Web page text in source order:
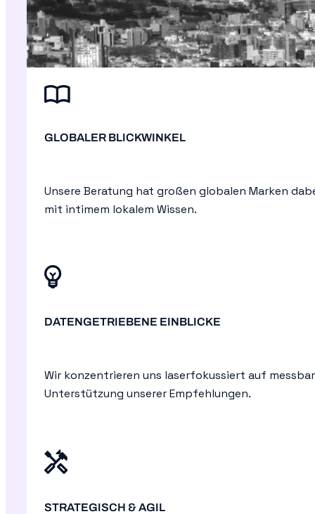
GLOBALER BLICKWINKEL
Unsere Beratung hat großen globalen Marken
mit intimem lokalem Wissen.
DATENGETRIEBENE EINBLICKE
Wir konzentrieren uns laserfokussiert auf
Unterstützung unserer Empfehlungen.
STRATEGISCH & AGIL